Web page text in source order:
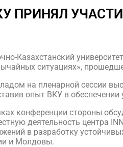
ПРИНЯЛ
Казахстанский
ситуациях»,
на пленарной сессии
опыт ВКУ в обеспечении
конференции стороны
деятельность центра
в разработку
и Молдовы.